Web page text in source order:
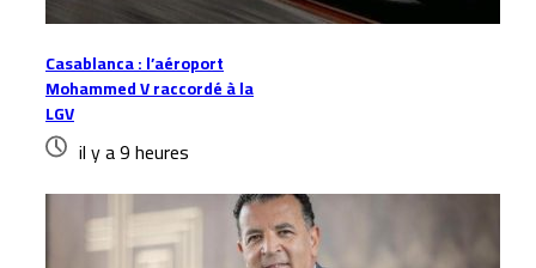
Casablanca : l’aéroport
Mohammed V raccordé à la
LGV
il y a 9 heures